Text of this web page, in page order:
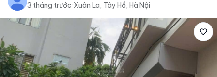
3 tháng trước·Xuân La, Tây Hồ, Hà Nội